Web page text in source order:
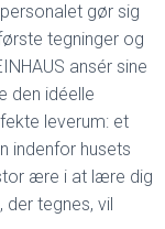
gør sig
tegninger og
ansér sine
den idéelle
leverum: et
indenfor husets
ære i at lære dig
der tegnes, vil